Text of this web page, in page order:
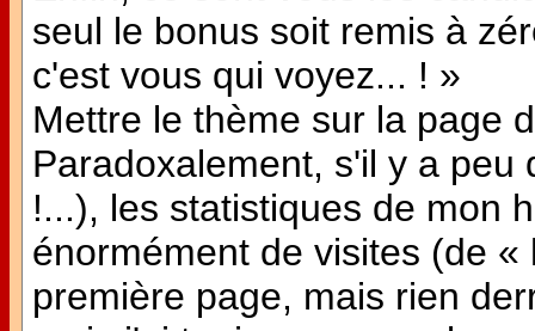
seul le bonus soit remis à
c'est vous qui voyez... ! »
Mettre le thème sur la page
Paradoxalement, s'il y a
!...), les statistiques de mon
énormément de visites (de
première page, mais rien